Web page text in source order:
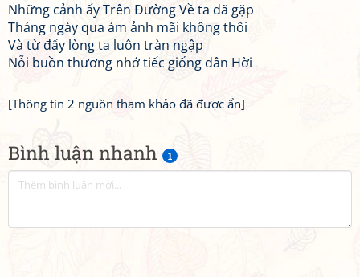
Bình luận nhanh 1
Những cảnh ấy Trên Đường Về ta đã gặp
Tháng ngày qua ám ảnh mãi không thôi
Và từ đấy lòng ta luôn tràn ngập
Nỗi buồn thương nhớ tiếc giống dân Hời
[Thông tin 2 nguồn tham khảo đã được ẩn]